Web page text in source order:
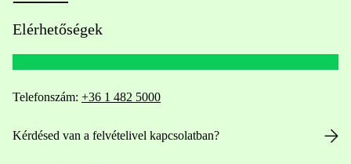
Elérhetőségek
Telefonszám: +36 1 482 5000
Kérdésed van a felvételivel kapcsolatban?